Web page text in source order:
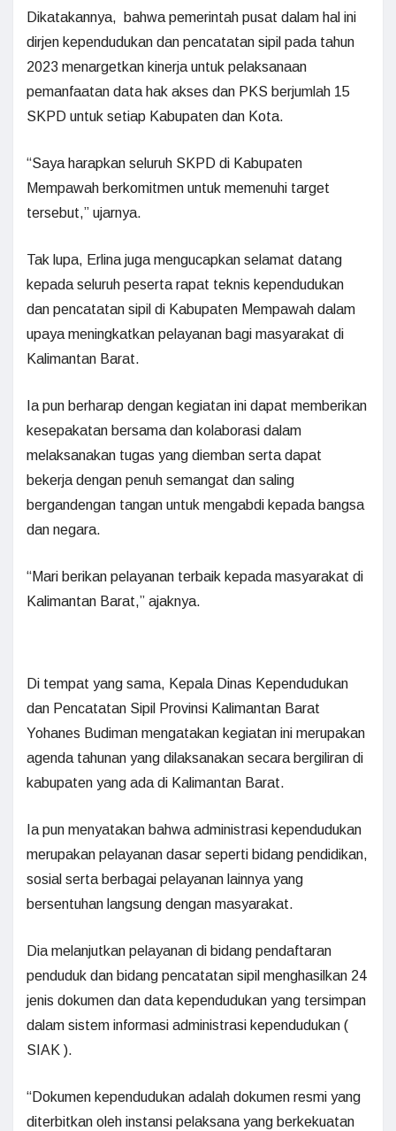
Dikatakannya, bahwa pemerintah pusat dalam hal ini
dirjen kependudukan dan pencatatan sipil pada tahun
2023 menargetkan kinerja untuk pelaksanaan
pemanfaatan data hak akses dan PKS berjumlah 15
SKPD untuk setiap Kabupaten dan Kota.
“Saya harapkan seluruh SKPD di Kabupaten
Mempawah berkomitmen untuk memenuhi target
tersebut,” ujarnya.
Tak lupa, Erlina juga mengucapkan selamat datang
kepada seluruh peserta rapat teknis kependudukan
dan pencatatan sipil di Kabupaten Mempawah dalam
upaya meningkatkan pelayanan bagi masyarakat di
Kalimantan Barat.
Ia pun berharap dengan kegiatan ini dapat memberikan
kesepakatan bersama dan kolaborasi dalam
melaksanakan tugas yang diemban serta dapat
bekerja dengan penuh semangat dan saling
bergandengan tangan untuk mengabdi kepada bangsa
dan negara.
“Mari berikan pelayanan terbaik kepada masyarakat di
Kalimantan Barat,” ajaknya.
Di tempat yang sama, Kepala Dinas Kependudukan
dan Pencatatan Sipil Provinsi Kalimantan Barat
Yohanes Budiman mengatakan kegiatan ini merupakan
agenda tahunan yang dilaksanakan secara bergiliran di
kabupaten yang ada di Kalimantan Barat.
Ia pun menyatakan bahwa administrasi kependudukan
merupakan pelayanan dasar seperti bidang pendidikan,
sosial serta berbagai pelayanan lainnya yang
bersentuhan langsung dengan masyarakat.
Dia melanjutkan pelayanan di bidang pendaftaran
penduduk dan bidang pencatatan sipil menghasilkan 24
jenis dokumen dan data kependudukan yang tersimpan
dalam sistem informasi administrasi kependudukan (
SIAK ).
“Dokumen kependudukan adalah dokumen resmi yang
diterbitkan oleh instansi pelaksana yang berkekuatan